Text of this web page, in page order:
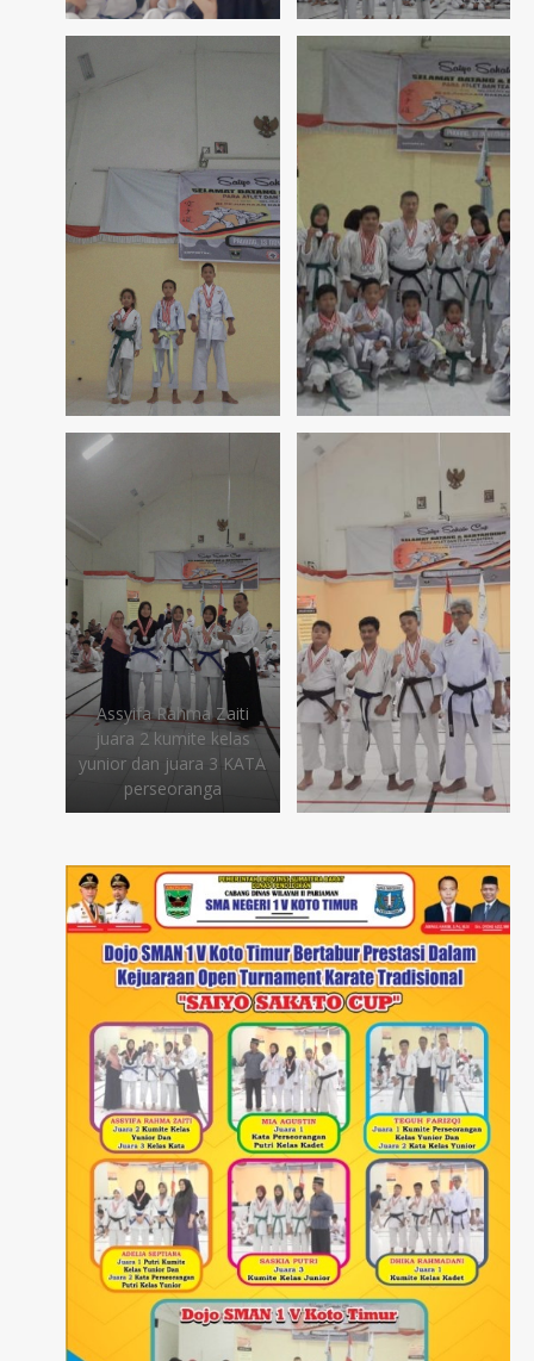
Assyifa Rahma Zaiti
juara 2 kumite kelas
yunior dan juara 3 KATA
perseoranga